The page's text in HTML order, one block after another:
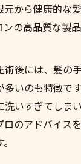
から健康的な
ンの高品質な製
術後には、髪の
いのも特徴で
洗いすぎてしま
ロのアドバイス